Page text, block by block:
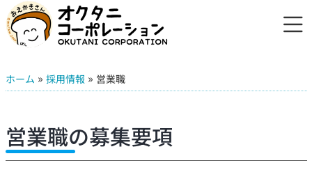
ホーム » 採用情報 » 営業職
営業職の募集要項